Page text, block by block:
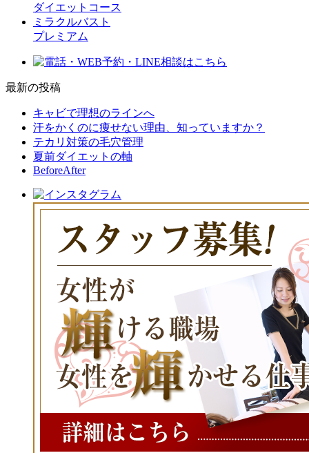
ダイエットコース
ミラクルバスト
プレミアム
最新の投稿
キャビで理想のラインへ
汗をかくのに痩せない理由、知っていますか？
テカリ対策の毛穴管理
夏前ダイエットの軸
BeforeAfter